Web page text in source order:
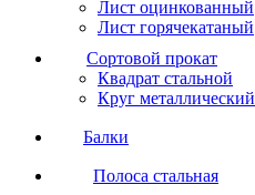
Лист оцинкованный
Лист горячекатаный
Сортовой прокат
Квадрат стальной
Круг металлический
Балки
Полоса стальная